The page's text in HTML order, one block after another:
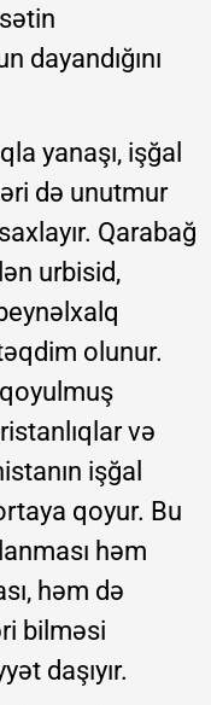
dayandığını
yanaşı, işğal
də unutmur
Qarabağ
urbisid,
olunur.
qoyulmuş
və
işğal
qoyur. Bu
həm
həm də
bilməsi
daşıyır.